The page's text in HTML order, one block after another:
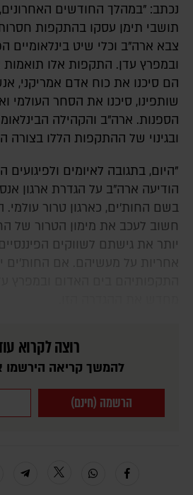
נכתב: "במהלך החודשים
תושבי תימן עסקו בהתקפות
צבא ארה"ב וכלי שיט בינלאומיים
ובמפרץ עדן. התקפות אלו
הם סיכנו את כוח אדם אמריקני,
שותפינו, סיכנו את הסחר העולמי
הספנות. ארה"ב והקהילה
ובגינוי של ההתקפות הללו בצורה
"היום, בתגובה לאיומים ולפיגועים המתמשכים הללו,
הודיעה ארה"ב על הגדרת ארגון
בשם החות'ים, כארגון טרור עולמי.
חשוב לעכב את מימון הטרור של
יותר את גישתם לשווקים
רוצה לקרוא
להמשך קריאה הירשמו
הרשמה (חינם)